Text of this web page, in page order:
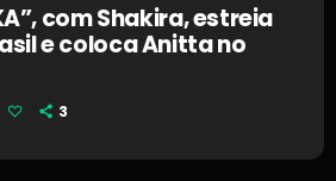
com Shakira, estreia
e coloca Anitta no
3